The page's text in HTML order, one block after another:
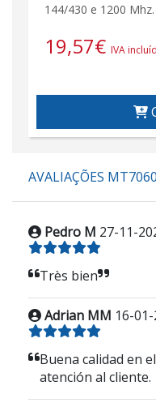
144/430 e 1200
19,57€ IVA
AVALIAÇÕES MT7060
Pedro M 27-11-
Très bien
Adrian MM 16-
Buena calidad en
atención al cliente.